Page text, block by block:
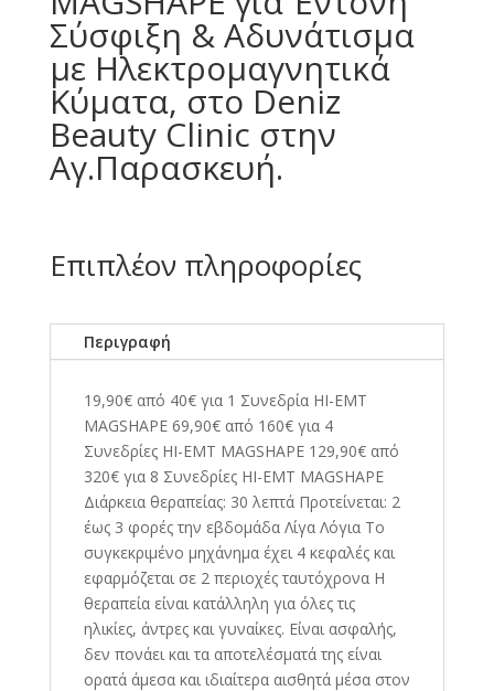
Σύσφιξη & Αδυνάτισμα
με Ηλεκτρομαγνητικά
Κύματα, στο Deniz
Beauty Clinic στην
Αγ.Παρασκευή.
Επιπλέον πληροφορίες
Περιγραφή
19,90€ από 40€ για 1 Συνεδρία HI-EMT
MAGSHAPE 69,90€ από 160€ για 4
Συνεδρίες HI-EMT MAGSHAPE 129,90€ από
320€ για 8 Συνεδρίες HI-EMT MAGSHAPE
Διάρκεια θεραπείας: 30 λεπτά Προτείνεται: 2
έως 3 φορές την εβδομάδα Λίγα Λόγια Το
συγκεκριμένο μηχάνημα έχει 4 κεφαλές και
εφαρμόζεται σε 2 περιοχές ταυτόχρονα Η
θεραπεία είναι κατάλληλη για όλες τις
ηλικίες, άντρες και γυναίκες. Είναι ασφαλής,
δεν πονάει και τα αποτελέσματά της είναι
ορατά άμεσα και ιδιαίτερα αισθητά μέσα στον